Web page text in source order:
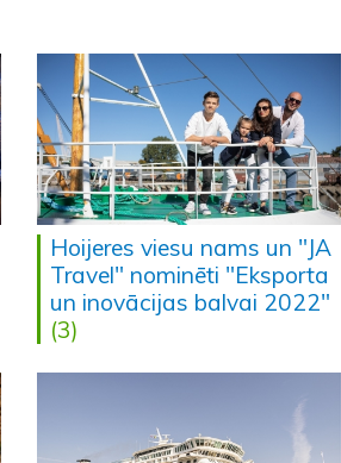
Hoijeres viesu nams un "JA
Travel" nominēti "Eksporta
un inovācijas balvai 2022"
(3)